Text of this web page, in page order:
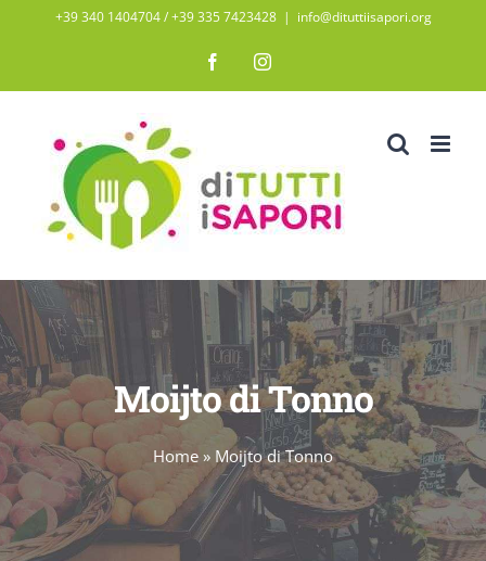
contenuto
+39 340 1404704 / ‭+39 335 7423428‬ | info@dituttiisapori.org
FacebookInstagram
Moijto di Tonno
Home » Moijto di Tonno